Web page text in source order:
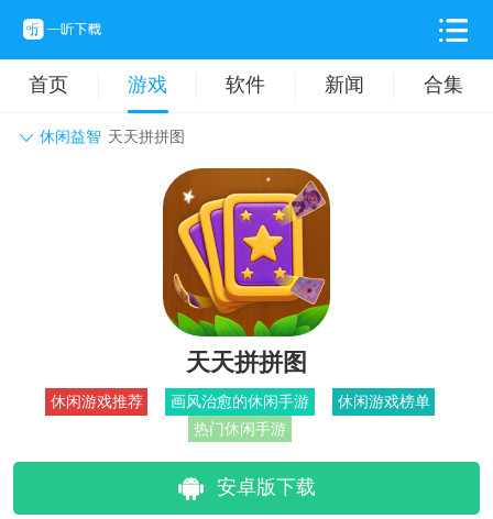
首页 游戏 软件 新闻 合集
休闲益智 天天拼拼图
动作格斗 休闲益智
卡牌对战 音乐舞蹈
挂机养成
天天拼拼图
休闲游戏推荐 画风治愈的休闲手游
休闲游戏榜单
热门休闲手游
安卓版下载